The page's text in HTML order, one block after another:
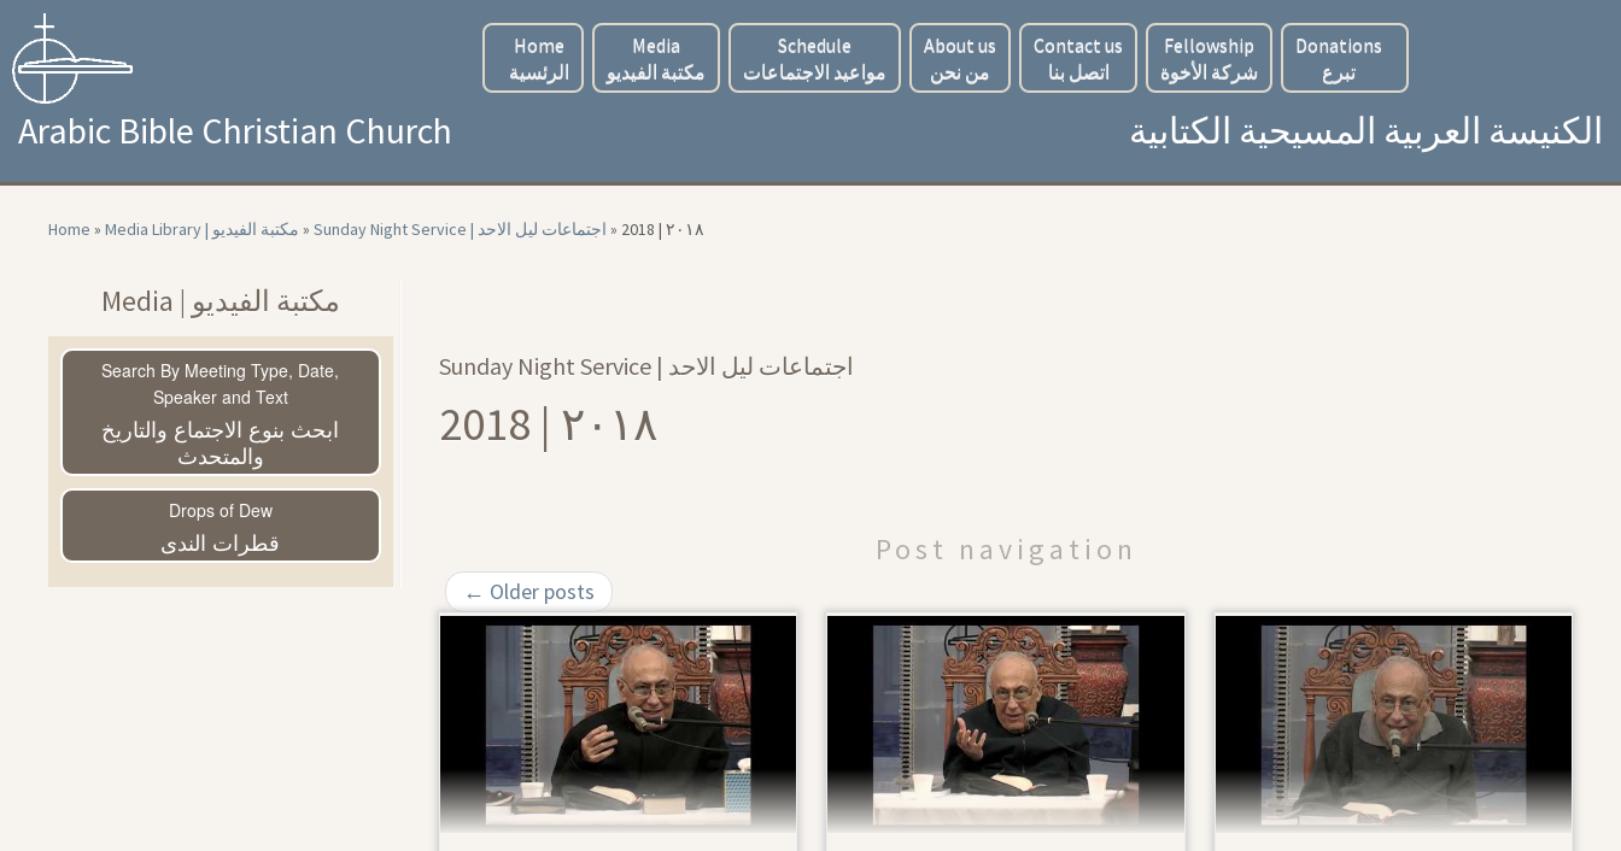
content
Home
الرئسية
Media
مكتبة الفيديو
Schedule
مواعيد الاجتماعات
About us
من نحن
Contact us
اتصل بنا
Fellowship
شركة الأخوة
Donations
تبرع
Arabic Bible Christian Church الكنيسة العربية المسيحية الكتابية
Home » Media Library | مكتبة الفيديو » Sunday Night Service | اجتماعات ليل الاحد » 2018 | ٢٠١٨
Media | مكتبة الفيديو
Search By Meeting Type, Date,
Speaker and Text
ابحث بنوع الاجتماع والتاريخ
والمتحدث
Drops of Dew
قطرات الندى
Sunday Night Service | اجتماعات ليل الاحد
2018 | ٢٠١٨
Post navigation
← Older posts